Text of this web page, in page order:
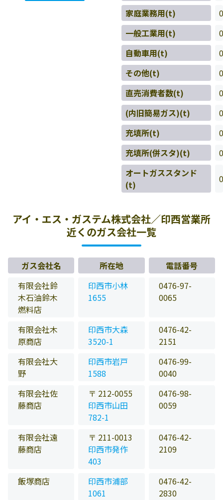
家庭業務用(t)
0
一般工業用(t)
0
自動車用(t)
0
その他(t)
0
直売消費者数(t)
0
(内旧簡易ガス)(t)
0
充填所(t)
0
充填所(併スタ)(t)
0
オートガススタンド
(t)
0
アイ・エス・ガステム株式会社／印西営業所
近くのガス会社一覧
ガス会社名 所在地
電話番号
有限会社鈴
木石油鈴木
燃料店
印西市小林
1655
0476-97-
0065
有限会社木
原商店
印西市大森
3520-1
0476-42-
2151
有限会社大
野
印西市岩戸
1588
0476-99-
0040
有限会社佐
藤商店
〒 212-0055
印西市山田
782-1
0476-98-
0059
有限会社遠
藤商店
〒 211-0013
印西市発作
403
0476-42-
2109
飯塚商店
印西市浦部
1061
0476-42-
2830